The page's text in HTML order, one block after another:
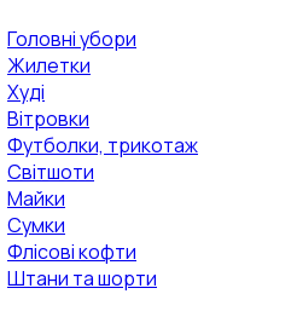
Головні убори
Жилетки
Худі
Вітровки
Футболки, трикотаж
Світшоти
Майки
Сумки
Флісові кофти
Штани та шорти